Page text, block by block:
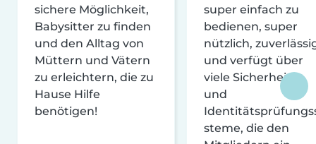
sichere Möglichkeit,
Babysitter zu finden
und den Alltag von
Müttern und Vätern
zu erleichtern, die zu
Hause Hilfe
benötigen!
super einfach zu
bedienen, super
nützlich,
und verfügt über
viele Sicherheits-
und
steme, die den